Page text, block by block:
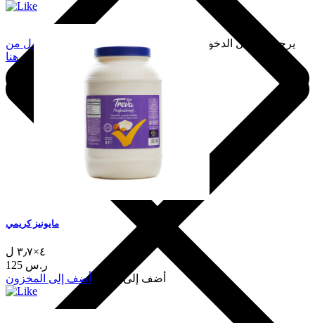
يرجى تسجيل الدخول لإضافة هذا إلى المفضلة.
سجّل الدخول من
هنا
مايونيز كريمي
٤×٣٫٧ ل
125 ر.س
أضف إلى السلة
أضف إلى المخزون